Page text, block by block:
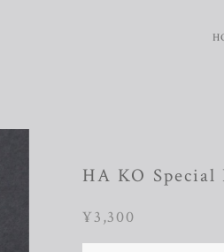
HA KO Special
¥3,300